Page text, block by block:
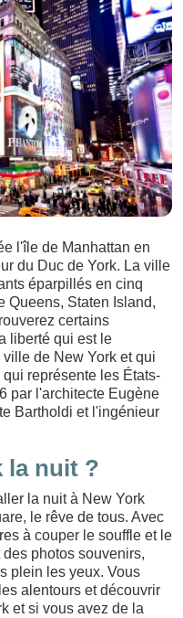
l'île de Manhattan en
du Duc de York. La ville
éparpillés en cinq
Queens, Staten Island,
certains
liberté qui est le
de New York et qui
représente les États-
par l'architecte Eugène
Bartholdi et l'ingénieur
la nuit ?
la nuit à New York
le rêve de tous. Avec
à couper le souffle et le
photos souvenirs,
plein les yeux. Vous
alentours et découvrir
et si vous avez de la